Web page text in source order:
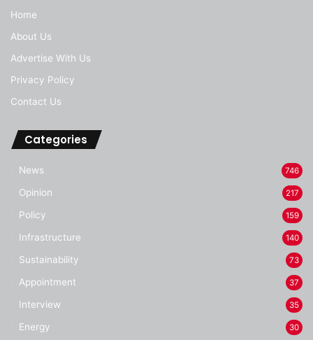
Home
About Us
Advertise With Us
Privacy Policy
Contact Us
Categories
News 746
Opinion 217
Policy 159
Infrastructure 140
Sustainability 73
Appointment 37
Interview 35
Energy 30